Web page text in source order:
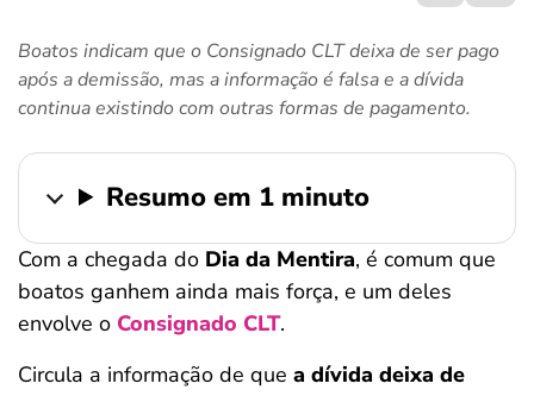
Boatos indicam que o Consignado CLT deixa de ser pago
após a demissão, mas a informação é falsa e a dívida
continua existindo com outras formas de pagamento.
Resumo em 1 minuto
Com a chegada do Dia da Mentira, é comum que
boatos ganhem ainda mais força, e um deles
envolve o Consignado CLT.
Circula a informação de que a dívida deixa de